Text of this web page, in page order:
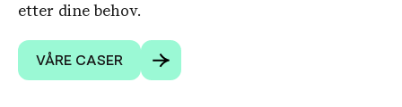
etter dine behov.
VÅRE CASER